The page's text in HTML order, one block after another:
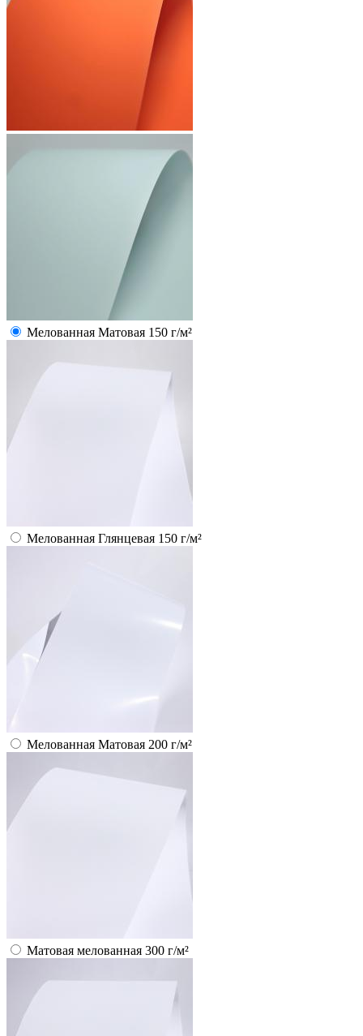
Мелованная Матовая 150 г/м²
Мелованная Глянцевая 150 г/м²
Мелованная Матовая 200 г/м²
Матовая мелованная 300 г/м²